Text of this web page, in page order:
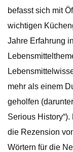
befasst sich mit
wichtigen
Jahre Erfahrung
mehr als einem
geholfen
Serious
die Rezension
Wörtern für die